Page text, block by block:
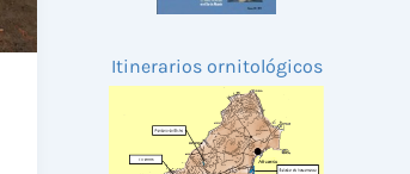
Itinerarios ornitológicos